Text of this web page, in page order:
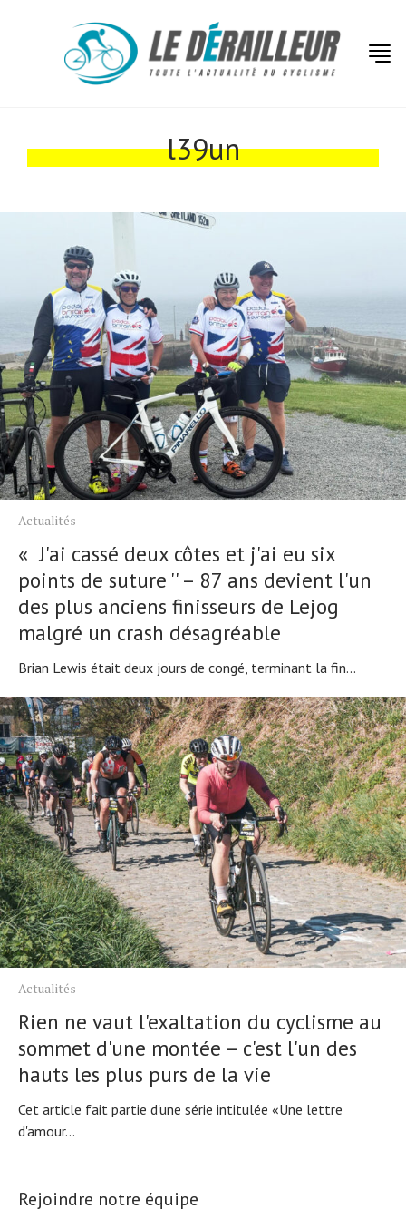
l39un
Actualités
« J'ai cassé deux côtes et j'ai eu six
points de suture '' – 87 ans devient l'un
des plus anciens finisseurs de Lejog
malgré un crash désagréable
Brian Lewis était deux jours de congé, terminant la fin...
Actualités
Rien ne vaut l'exaltation du cyclisme au
sommet d'une montée – c'est l'un des
hauts les plus purs de la vie
Cet article fait partie d'une série intitulée «Une lettre
d'amour...
Rejoindre notre équipe
Actualités
Conseils
Tendances
Tous nos articles
À propos